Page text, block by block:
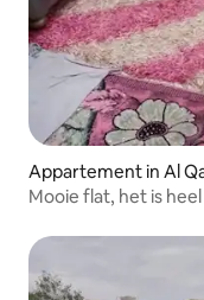
Appartement in Al
Mooie flat, het is